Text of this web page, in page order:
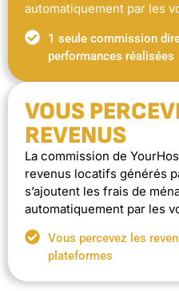
automatiquement par les
1 seule commission
performances réalisées
VOUS
REVENUS
La commission de
revenus locatifs générés
s’ajoutent les frais de
automatiquement par les
Vous percevez les
plateformes